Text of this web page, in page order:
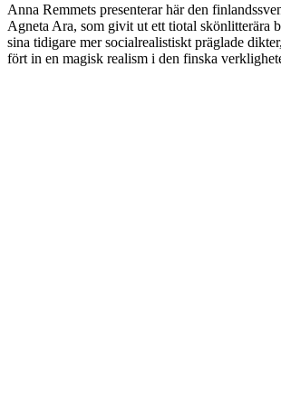
Anna Remmets presenterar här den
Agneta Ara, som givit ut ett tiotal skönlitterära
sina tidigare mer socialrealistiskt präglade
fört in en magisk realism i den finska